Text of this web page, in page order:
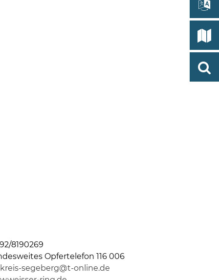
Bleeck
19
8190269
Opfertelefon 116 006
segeberg@t-online.de